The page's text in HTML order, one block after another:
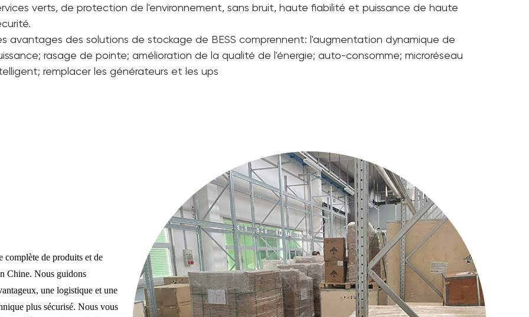
verts, de protection de l'environnement, sans bruit, haute fiabilité et puissance de haute
avantages des solutions de stockage de BESS comprennent: l'augmentation dynamique de
rasage de pointe; amélioration de la qualité de l'énergie; auto-consomme; microréseau
remplacer les générateurs et les ups
de produits et de
Chine. Nous guidons
une logistique et une
plus sécurisé. Nous vous